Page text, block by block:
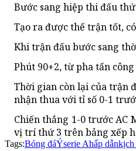
Bước sang hiệp thi đấu
Tạo ra được thế trận tốt,
Khi trận đấu bước sang
Phút 90+2, từ pha tấn
Thời gian còn lại của trận
nhận thua với tỉ số 0-1
Chiến thắng 1-0 trước AC
vị trí thứ 3 trên bảng xếp
Tags:Bóng đáÝserie Ahấp dẫnkịch